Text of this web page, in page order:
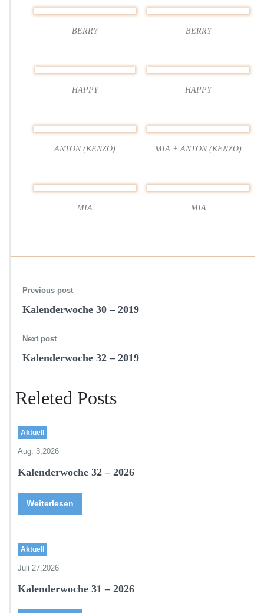
9
BERRY BERRY
HAPPY HAPPY
ANTON (KENZO) MIA + ANTON (KENZO)
MIA MIA
Previous post
Kalenderwoche 30 – 2019
Next post
Kalenderwoche 32 – 2019
Releted Posts
Aktuell
Aug. 3,2026
Kalenderwoche 32 – 2026
Weiterlesen
Aktuell
Juli 27,2026
Kalenderwoche 31 – 2026